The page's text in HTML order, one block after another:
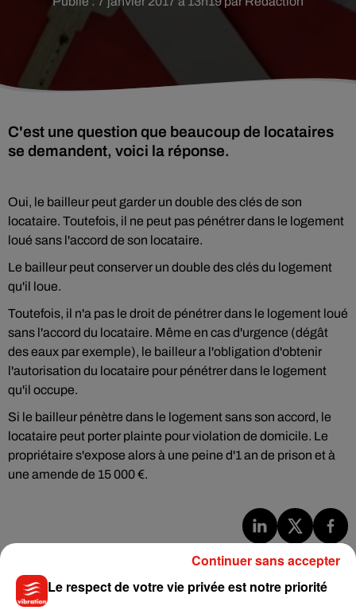
C'est une question que beaucoup de locataires
se demandent, voici la réponse.
Oui, le bailleur peut garder un double des clés de son
locataire. Toutefois, il ne peut pas pénétrer dans le logement
loué sans l'accord de son locataire.
Le bailleur peut conserver un double des clés du logement
qu'il loue.
Toutefois, il n'a pas le droit de pénétrer dans le logement loué
sans l'accord du locataire. Même en cas d'urgence (dégât
des eaux par exemple), le bailleur a l'obligation d'obtenir
l'autorisation du locataire pour pénétrer dans le logement
qu'il occupe.
Si le bailleur pénètre dans le logement sans son accord, le
locataire peut porter plainte pour violation de domicile. Le
propriétaire s'expose alors à une peine d'1 an de prison et à
une amende de 15 000 €.
Le respect de votre vie privée est notre priorité
Continuer sans accepter